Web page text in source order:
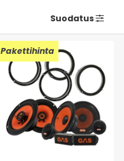
Suodatus
Pakettihinta